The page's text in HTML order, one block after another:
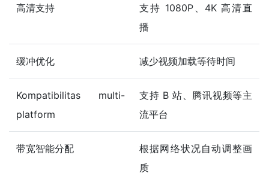
高清支持
支持 1080P、4K 高清直
播
缓冲优化 减少视频加载等待时间
Kompatibilitas multi-
platform
支持 B 站、腾讯视频等主
流平台
带宽智能分配
根据网络状况自动调整画
质